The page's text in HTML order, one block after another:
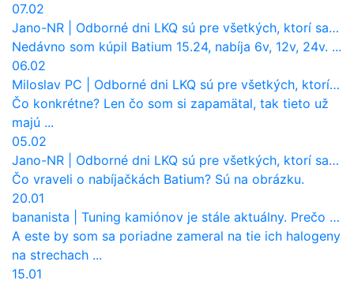
07.02
Jano-NR
Odborné dni LKQ sú pre všetkých, ktorí sa chcú dozvedieť niečo viac
Nedávno som kúpil Batium 15.24, nabíja 6v, 12v, 24v. ...
06.02
Miloslav PC
Odborné dni LKQ sú pre všetkých, ktorí sa chcú dozvedieť niečo viac
Čo konkrétne? Len čo som si zapamätal, tak tieto už
majú ...
05.02
Jano-NR
Odborné dni LKQ sú pre všetkých, ktorí sa chcú dozvedieť niečo viac
Čo vraveli o nabíjačkách Batium? Sú na obrázku.
20.01
bananista
Tuning kamiónov je stále aktuálny. Prečo nevyhynul ako pri osobákoch?
A este by som sa poriadne zameral na tie ich halogeny
na strechach ...
15.01